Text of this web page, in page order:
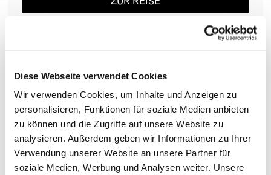
Diese Webseite verwendet Cookies
Wir verwenden Cookies, um Inhalte und Anzeigen zu
personalisieren, Funktionen für soziale Medien anbieten
zu können und die Zugriffe auf unsere Website zu
analysieren. Außerdem geben wir Informationen zu Ihrer
Verwendung unserer Website an unsere Partner für
soziale Medien, Werbung und Analysen weiter. Unsere